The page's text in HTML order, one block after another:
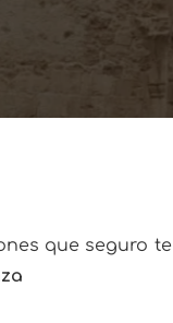
que seguro